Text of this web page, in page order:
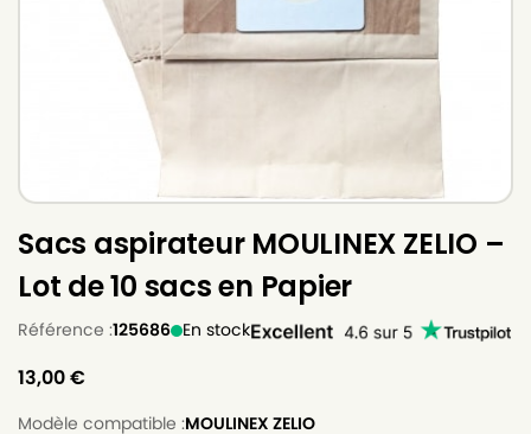
Sacs aspirateur MOULINEX ZELIO –
Lot de 10 sacs en Papier
Référence :125686 En stock
13,00€
Modèle compatible :MOULINEX ZELIO